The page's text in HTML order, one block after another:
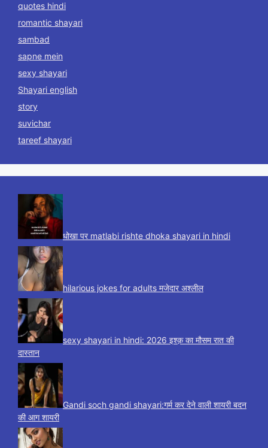
quotes hindi
romantic shayari
sambad
sapne mein
sexy shayari
Shayari english
story
suvichar
tareef shayari
धोखा पर matlabi rishte dhoka shayari in hindi
hilarious jokes for adults मजेदार अश्लील
sexy shayari in hindi: 2026 इश्क़ का मौसम रात की
दास्तान
Gandi soch gandi shayari:गर्म कर देने वाली शायरी बदन
की आग शायरी